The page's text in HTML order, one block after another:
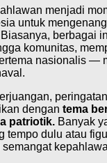
menjadi
untuk
berbagai
komunitas,
nasionalis —
dengan tema
patriotik. Banyak
tempo dulu atau